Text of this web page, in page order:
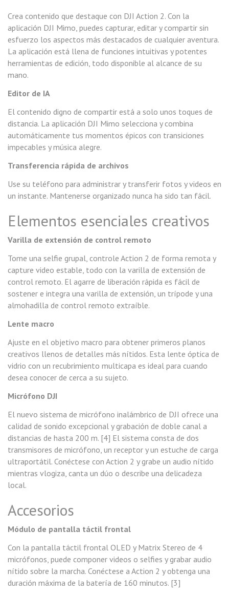
Crea contenido que destaque con DJI Action 2. Con la
aplicación DJI Mimo, puedes capturar, editar y compartir sin
esfuerzo los aspectos más destacados de cualquier aventura.
La aplicación está llena de funciones intuitivas y potentes
herramientas de edición, todo disponible al alcance de su
mano.
Editor de IA
El contenido digno de compartir está a solo unos toques de
distancia. La aplicación DJI Mimo selecciona y combina
automáticamente tus momentos épicos con transiciones
impecables y música alegre.
Transferencia rápida de archivos
Use su teléfono para administrar y transferir fotos y videos en
un instante. Mantenerse organizado nunca ha sido tan fácil.
Elementos esenciales creativos
Varilla de extensión de control remoto
Tome una selfie grupal, controle Action 2 de forma remota y
capture video estable, todo con la varilla de extensión de
control remoto. El agarre de liberación rápida es fácil de
sostener e integra una varilla de extensión, un trípode y una
almohadilla de control remoto extraíble.
Lente macro
Ajuste en el objetivo macro para obtener primeros planos
creativos llenos de detalles más nítidos. Esta lente óptica de
vidrio con un recubrimiento multicapa es ideal para cuando
desea conocer de cerca a su sujeto.
Micrófono DJI
El nuevo sistema de micrófono inalámbrico de DJI ofrece una
calidad de sonido excepcional y grabación de doble canal a
distancias de hasta 200 m. [4] El sistema consta de dos
transmisores de micrófono, un receptor y un estuche de carga
ultraportátil. Conéctese con Action 2 y grabe un audio nítido
mientras vlogiza, canta un dúo o describe una delicadeza
local.
Accesorios
Módulo de pantalla táctil frontal
Con la pantalla táctil frontal OLED y Matrix Stereo de 4
micrófonos, puede componer videos o selfies y grabar audio
nítido sobre la marcha. Conéctese a Action 2 y obtenga una
duración máxima de la batería de 160 minutos. [3]